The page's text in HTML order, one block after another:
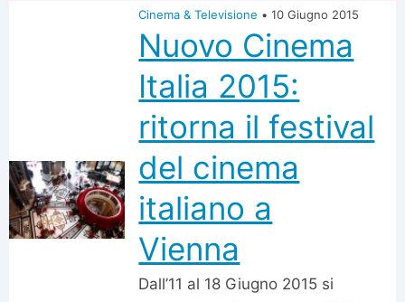
Cinema & Televisione • 10 Giugno 2015
Nuovo Cinema
Italia 2015:
ritorna il festival
del cinema
italiano a
Vienna
Dall’11 al 18 Giugno 2015 si